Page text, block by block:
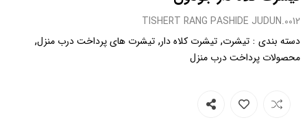
0012.TISHERT RANG PASHIDE JUDUN
دسته بندی : تیشرت, تیشرت کلاه دار, تیشرت های پرداخت درب منزل,
محصولات پرداخت درب منزل